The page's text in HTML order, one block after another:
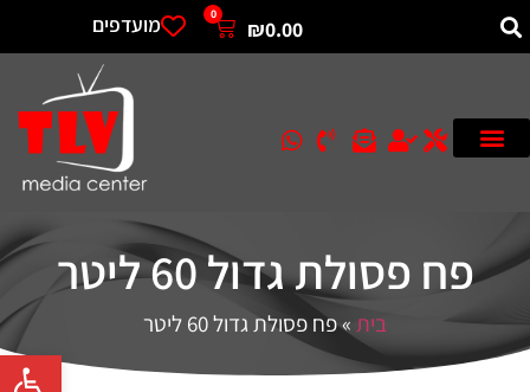
פתח
₪0.00
0 מועדפים
פח פסולת גדול 60 ליטר
בית»פח פסולת גדול 60 ליטר